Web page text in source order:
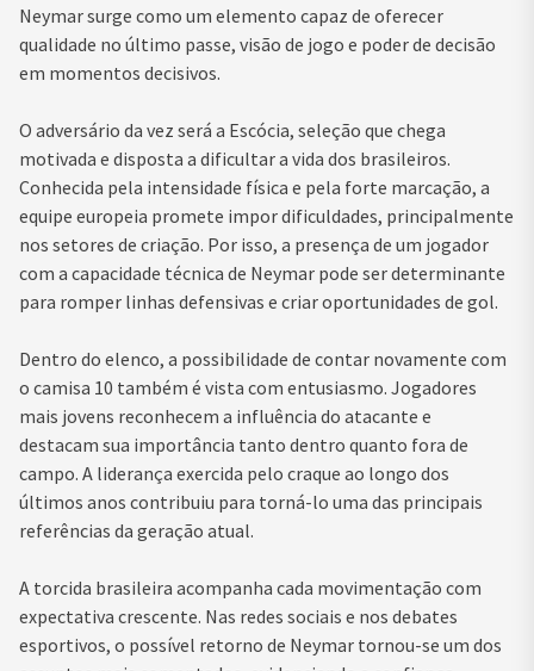
Neymar surge como um elemento capaz de oferecer
qualidade no último passe, visão de jogo e poder de decisão
em momentos decisivos.
O adversário da vez será a Escócia, seleção que chega
motivada e disposta a dificultar a vida dos brasileiros.
Conhecida pela intensidade física e pela forte marcação, a
equipe europeia promete impor dificuldades, principalmente
nos setores de criação. Por isso, a presença de um jogador
com a capacidade técnica de Neymar pode ser determinante
para romper linhas defensivas e criar oportunidades de gol.
Dentro do elenco, a possibilidade de contar novamente com
o camisa 10 também é vista com entusiasmo. Jogadores
mais jovens reconhecem a influência do atacante e
destacam sua importância tanto dentro quanto fora de
campo. A liderança exercida pelo craque ao longo dos
últimos anos contribuiu para torná-lo uma das principais
referências da geração atual.
A torcida brasileira acompanha cada movimentação com
expectativa crescente. Nas redes sociais e nos debates
esportivos, o possível retorno de Neymar tornou-se um dos